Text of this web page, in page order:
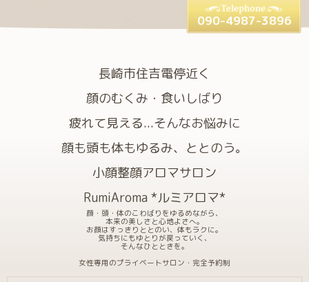
長崎市住吉電停近く
顔のむくみ・食いしばり
疲れて見える...そんなお悩みに
顔も頭も体もゆるみ、ととのう。
小顔整顔アロマサロン
RumiAroma *ルミアロマ*
顔・頭・体のこわばりをゆるめながら、
本来の美しさと心地よさへ。
お顔はすっきりととのい、体もラクに。
気持ちにもゆとりが戻っていく、
そんなひとときを。
女性専用のプライベートサロン・完全予約制
090-4987-3896